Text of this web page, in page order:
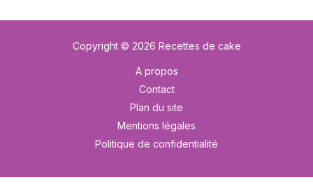
Copyright © 2026 Recettes de cake
A propos
Contact
Plan du site
Mentions légales
Politique de confidentialité